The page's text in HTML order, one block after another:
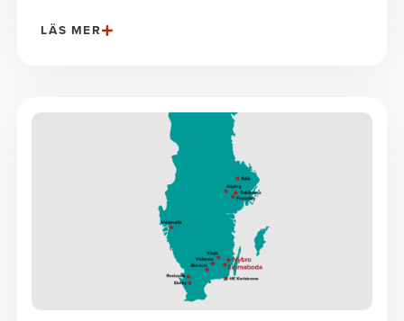
LÄS MER